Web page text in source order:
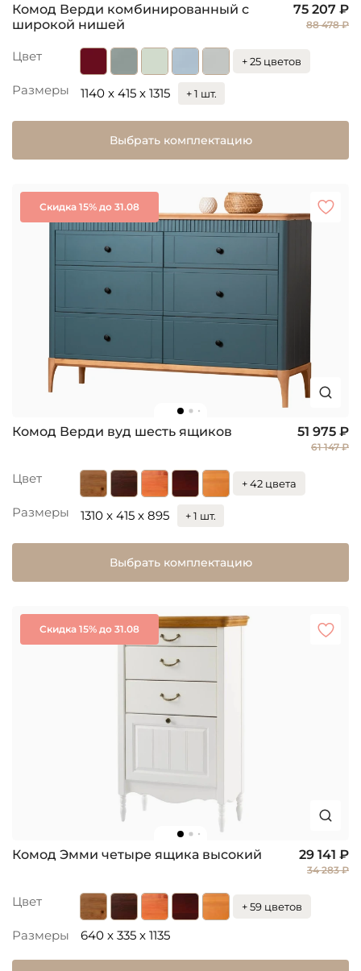
Комод Верди комбинированный с
широкой нишей
75 207 ₽
88 478 ₽
Цвет + 25 цветов
Размеры 1140 x 415 x 1315 + 1 шт.
Выбрать комплектацию
Скидка 15% до 31.08
Комод Верди вуд шесть ящиков 51 975 ₽
61 147 ₽
Цвет + 42 цвета
Размеры 1310 x 415 x 895 + 1 шт.
Выбрать комплектацию
Скидка 15% до 31.08
Комод Эмми четыре ящика высокий 29 141 ₽
34 283 ₽
Цвет + 59 цветов
Размеры 640 x 335 x 1135